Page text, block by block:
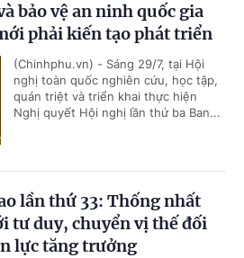
bảo vệ an ninh quốc gia
phải kiến tạo phát triển
(Chinhphu.vn) - Sáng 29/7, tại Hội
nghị toàn quốc nghiên cứu, học tập,
quán triệt và triển khai thực hiện
Nghị quyết Hội nghị lần thứ ba Ban...
lần thứ 33: Thống nhất
tư duy, chuyển vị thế đối
lực tăng trưởng